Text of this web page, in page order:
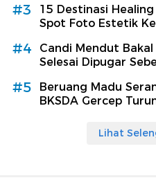
#3
15 Destinasi
Spot Foto Estetik
#4
Candi Mendut
Selesai Dipugar
#5
Beruang Madu
BKSDA Gercep
Lihat